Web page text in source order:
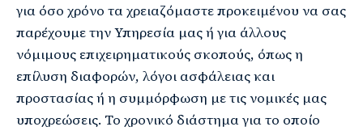
για όσο χρόνο τα χρειαζόμαστε προκειμένου να σας
παρέχουμε την Υπηρεσία μας ή για άλλους
νόμιμους επιχειρηματικούς σκοπούς, όπως η
επίλυση διαφορών, λόγοι ασφάλειας και
προστασίας ή η συμμόρφωση με τις νομικές μας
υποχρεώσεις. Το χρονικό διάστημα για το οποίο